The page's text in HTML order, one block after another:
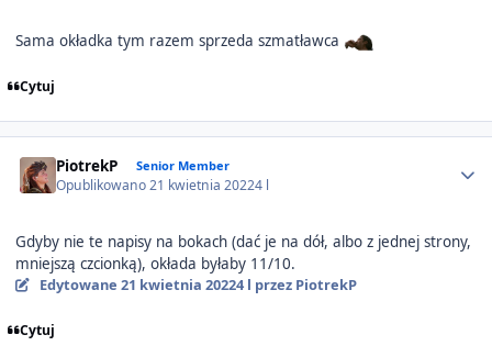
Sama okładka tym razem sprzeda szmatławca
Cytuj
PiotrekP Senior Member
Opublikowano21 kwietnia 20224 l
Gdyby nie te napisy na bokach (dać je na dół, albo z jednej strony,
mniejszą czcionką), okłada byłaby 11/10.
Edytowane 21 kwietnia 20224 l przez PiotrekP
Cytuj